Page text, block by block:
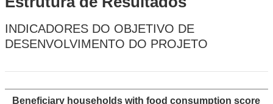
INDICADORES DO OBJETIVO DE
DESENVOLVIMENTO DO PROJETO
Beneficiary households with food consumption score